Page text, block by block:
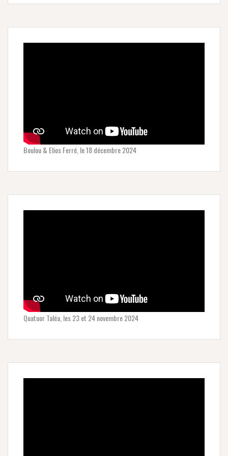
Boulou & Elios Ferré, le 18 décembre 2024
Quatuor Taléa, les 23 et 24 novembre 2024